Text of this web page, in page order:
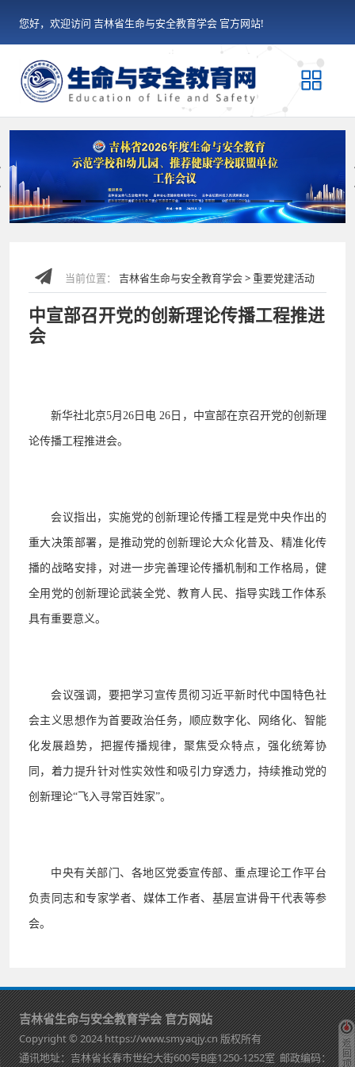
您好，欢迎访问 吉林省生命与安全教育学会 官方网站!
当前位置： 吉林省生命与安全教育学会 > 重要党建活动
中宣部召开党的创新理论传播工程推进
会
新华社北京5月26日电 26日，中宣部在京召开党的创新理
论传播工程推进会。
会议指出，实施党的创新理论传播工程是党中央作出的
重大决策部署，是推动党的创新理论大众化普及、精准化传
播的战略安排，对进一步完善理论传播机制和工作格局，健
全用党的创新理论武装全党、教育人民、指导实践工作体系
具有重要意义。
会议强调，要把学习宣传贯彻习近平新时代中国特色社
会主义思想作为首要政治任务，顺应数字化、网络化、智能
化发展趋势，把握传播规律，聚焦受众特点，强化统筹协
同，着力提升针对性实效性和吸引力穿透力，持续推动党的
创新理论“飞入寻常百姓家”。
中央有关部门、各地区党委宣传部、重点理论工作平台
负责同志和专家学者、媒体工作者、基层宣讲骨干代表等参
会。
吉林省生命与安全教育学会 官方网站
Copyright © 2024 https://www.smyaqjy.cn 版权所有
通讯地址：吉林省长春市世纪大街600号B座1250-1252室 邮政编码：